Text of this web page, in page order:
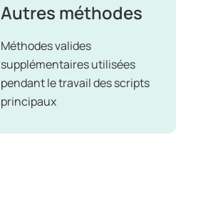
Autres méthodes
Méthodes valides
supplémentaires utilisées
pendant le travail des scripts
principaux